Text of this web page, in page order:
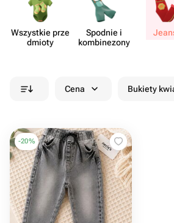
Wszystkie prze​
dmioty
Spodnie i
kombi​nezony
Cena Bukiety
-20%